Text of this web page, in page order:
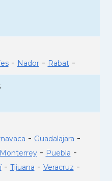
- Nador- Rabat-
- Guadalajara -
Monterrey- Puebla -
- Tijuana - Veracruz -